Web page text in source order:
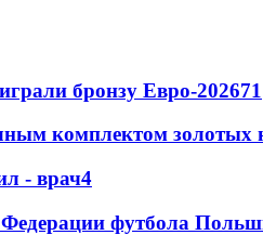
бронзу Евро-202671
комплектом золотых
- врач4
футбола